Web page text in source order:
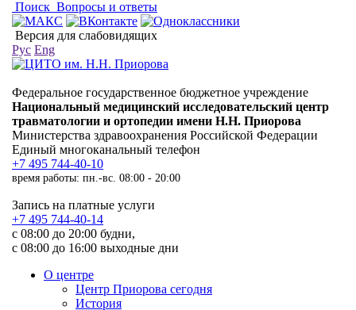
Поиск Вопросы и ответы
Версия для слабовидящих
Рус Eng
Федеральное государственное бюджетное учреждение
Национальный медицинский исследовательский центр
травматологии и ортопедии имени Н.Н. Приорова
Министерства здравоохранения Российской Федерации
Единый многоканальный телефон
+7 495 744-40-10
время работы: пн.-вс. 08:00 - 20:00
Запись на платные услуги
+7 495 744-40-14
с 08:00 до 20:00 будни,
с 08:00 до 16:00 выходные дни
О центре
Центр Приорова сегодня
История